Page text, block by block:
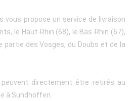
vous propose un service de livraison
le Haut-Rhin (68), le Bas-Rhin (67),
partie des Vosges, du Doubs et de la
directement être retirés au
à Sundhoffen.